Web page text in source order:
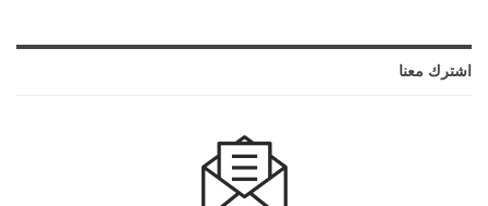
اشترك معنا